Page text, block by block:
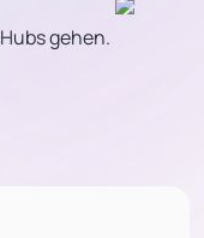
gehen.